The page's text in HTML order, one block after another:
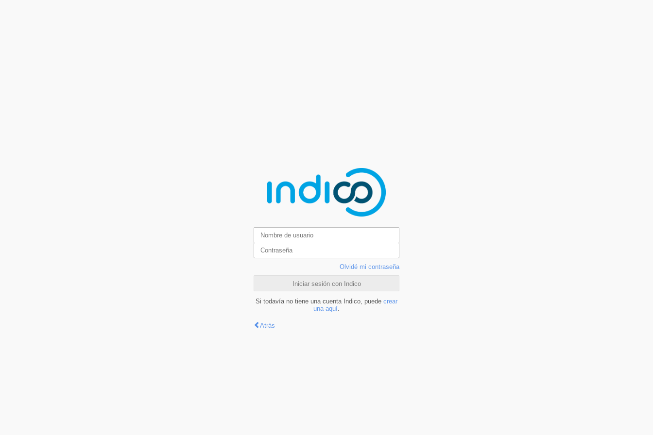
Olvidé mi contraseña
Iniciar sesión con Indico
Si todavía no tiene una cuenta Indico, puede crear
una aquí
Atrás